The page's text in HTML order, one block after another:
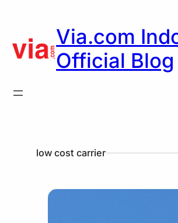
Via.com
Official Blog
low cost carrier